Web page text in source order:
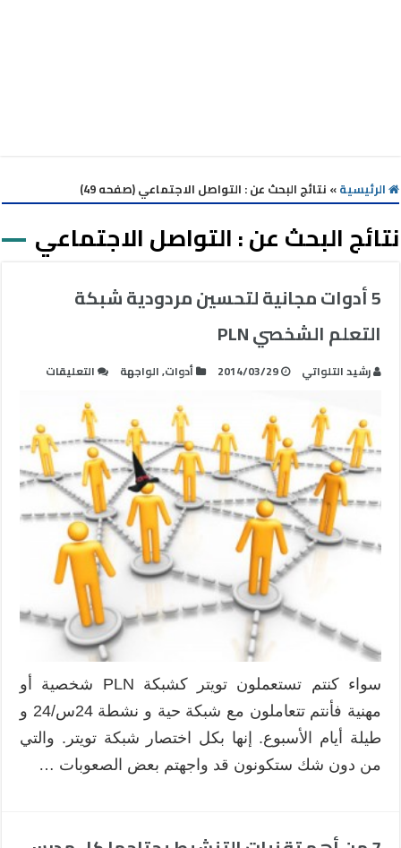
الرئيسية» نتائج البحث عن : التواصل الاجتماعي (صفحه 49)
نتائج البحث عن :التواصل الاجتماعي
5 أدوات مجانية لتحسين مردودية شبكة
التعلم الشخصي PLN
رشيد التلواتي 2014/03/29 أدوات,الواجهة التعليقات
مجانية
لتحسين
مردودية
شبكة
التعلم
سواء كنتم تستعملون تويتر كشبكة PLN شخصية أو
مهنية فأنتم تتعاملون مع شبكة حية و نشطة 24س/24 و
طيلة أيام الأسبوع. إنها بكل اختصار شبكة تويتر. والتي
من دون شك ستكونون قد واجهتم بعض الصعوبات …